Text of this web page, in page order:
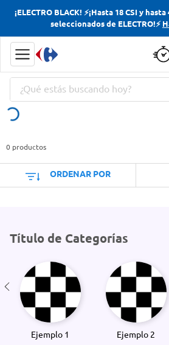
¡ELECTRO BLACK! ⚡¡Hasta 18 CSI y
seleccionados de ELECTRO!⚡
¿Qué estás buscando hoy?
0 productos
ORDENAR POR
Título de Categorías
Ejemplo 1 Ejemplo 2
Términos más buscados
Yerba
Cerveza
Doves
Términos más
Yerba
Cerveza
Doves
Jabon Tocador